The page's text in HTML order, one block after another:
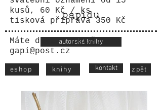
autorské knihy
eshop knihy kontakt zpět
kusů, 60 Kč / ks
tisková příprava 350 Kč
Máte dotaz? Napište na
gapi@post.cz